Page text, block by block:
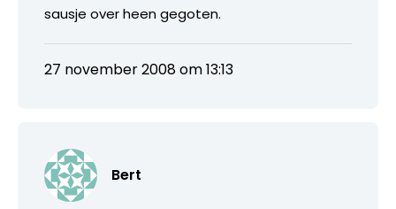
sausje over heen gegoten.
27 november 2008 om 13:13
Bert